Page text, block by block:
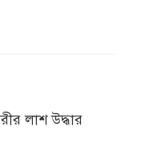
লাশ উদ্ধার